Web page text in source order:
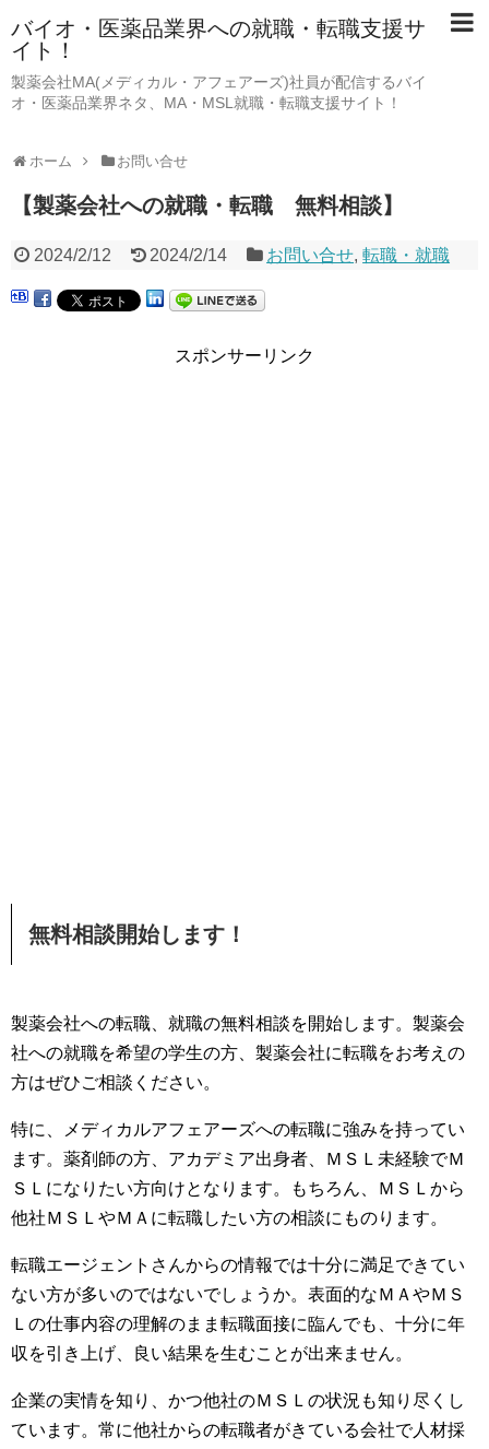
バイオ・医薬品業界への就職・転職支援サ
イト！
製薬会社MA(メディカル・アフェアーズ)社員が配信するバイ
オ・医薬品業界ネタ、MA・MSL就職・転職支援サイト！
ホーム お問い合せ
【製薬会社への就職・転職 無料相談】
2024/2/12 2024/2/14 お問い合せ,転職・就職
スポンサーリンク
無料相談開始します！
製薬会社への転職、就職の無料相談を開始します。製薬会
社への就職を希望の学生の方、製薬会社に転職をお考えの
方はぜひご相談ください。
特に、メディカルアフェアーズへの転職に強みを持ってい
ます。薬剤師の方、アカデミア出身者、ＭＳＬ未経験でＭ
ＳＬになりたい方向けとなります。もちろん、ＭＳＬから
他社ＭＳＬやＭＡに転職したい方の相談にものります。
転職エージェントさんからの情報では十分に満足できてい
ない方が多いのではないでしょうか。表面的なＭＡやＭＳ
Ｌの仕事内容の理解のまま転職面接に臨んでも、十分に年
収を引き上げ、良い結果を生むことが出来ません。
企業の実情を知り、かつ他社のＭＳＬの状況も知り尽くし
ています。常に他社からの転職者がきている会社で人材採